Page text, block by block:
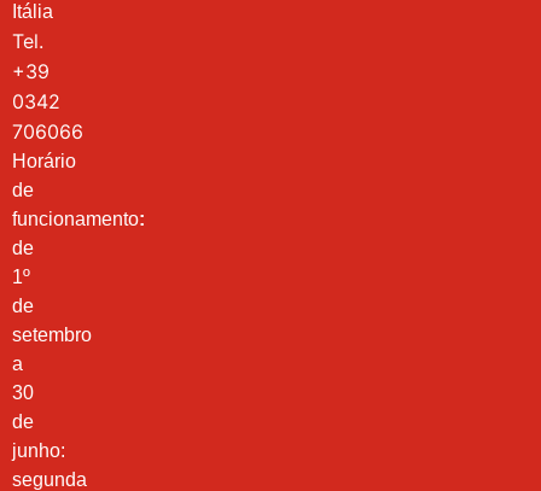
Itália
Tel.
+39
0342
706066
Horário
de
funcionamento:
de
1º
de
setembro
a
30
de
junho:
segunda